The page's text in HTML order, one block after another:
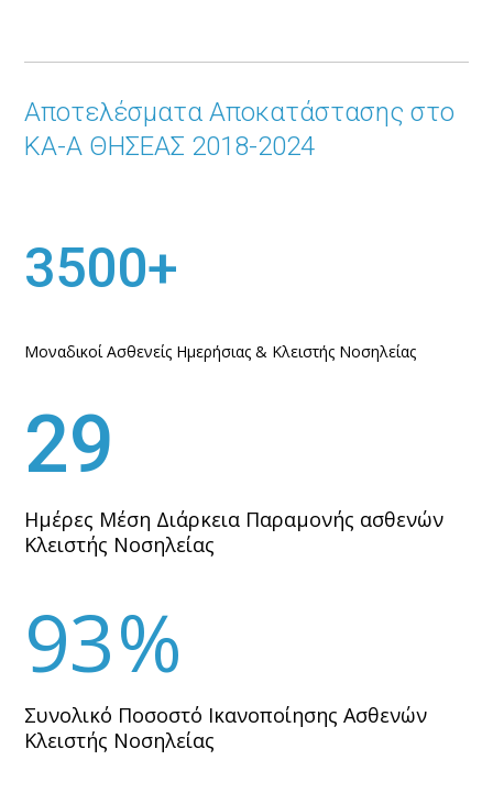
Αποτελέσματα Αποκατάστασης στο
ΚΑ-Α ΘΗΣΕΑΣ 2018-2024
3500+
Μοναδικοί Ασθενείς Ημερήσιας & Κλειστής Νοσηλείας
29
Ημέρες Μέση Διάρκεια Παραμονής ασθενών
Κλειστής Νοσηλείας
93
Συνολικό Ποσοστό Ικανοποίησης Ασθενών
Κλειστής Νοσηλείας